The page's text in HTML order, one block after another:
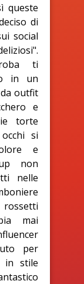
queste
di
social
ti
in un
outfit
e
torte
si
e
non
nelle
mai
per
in stile